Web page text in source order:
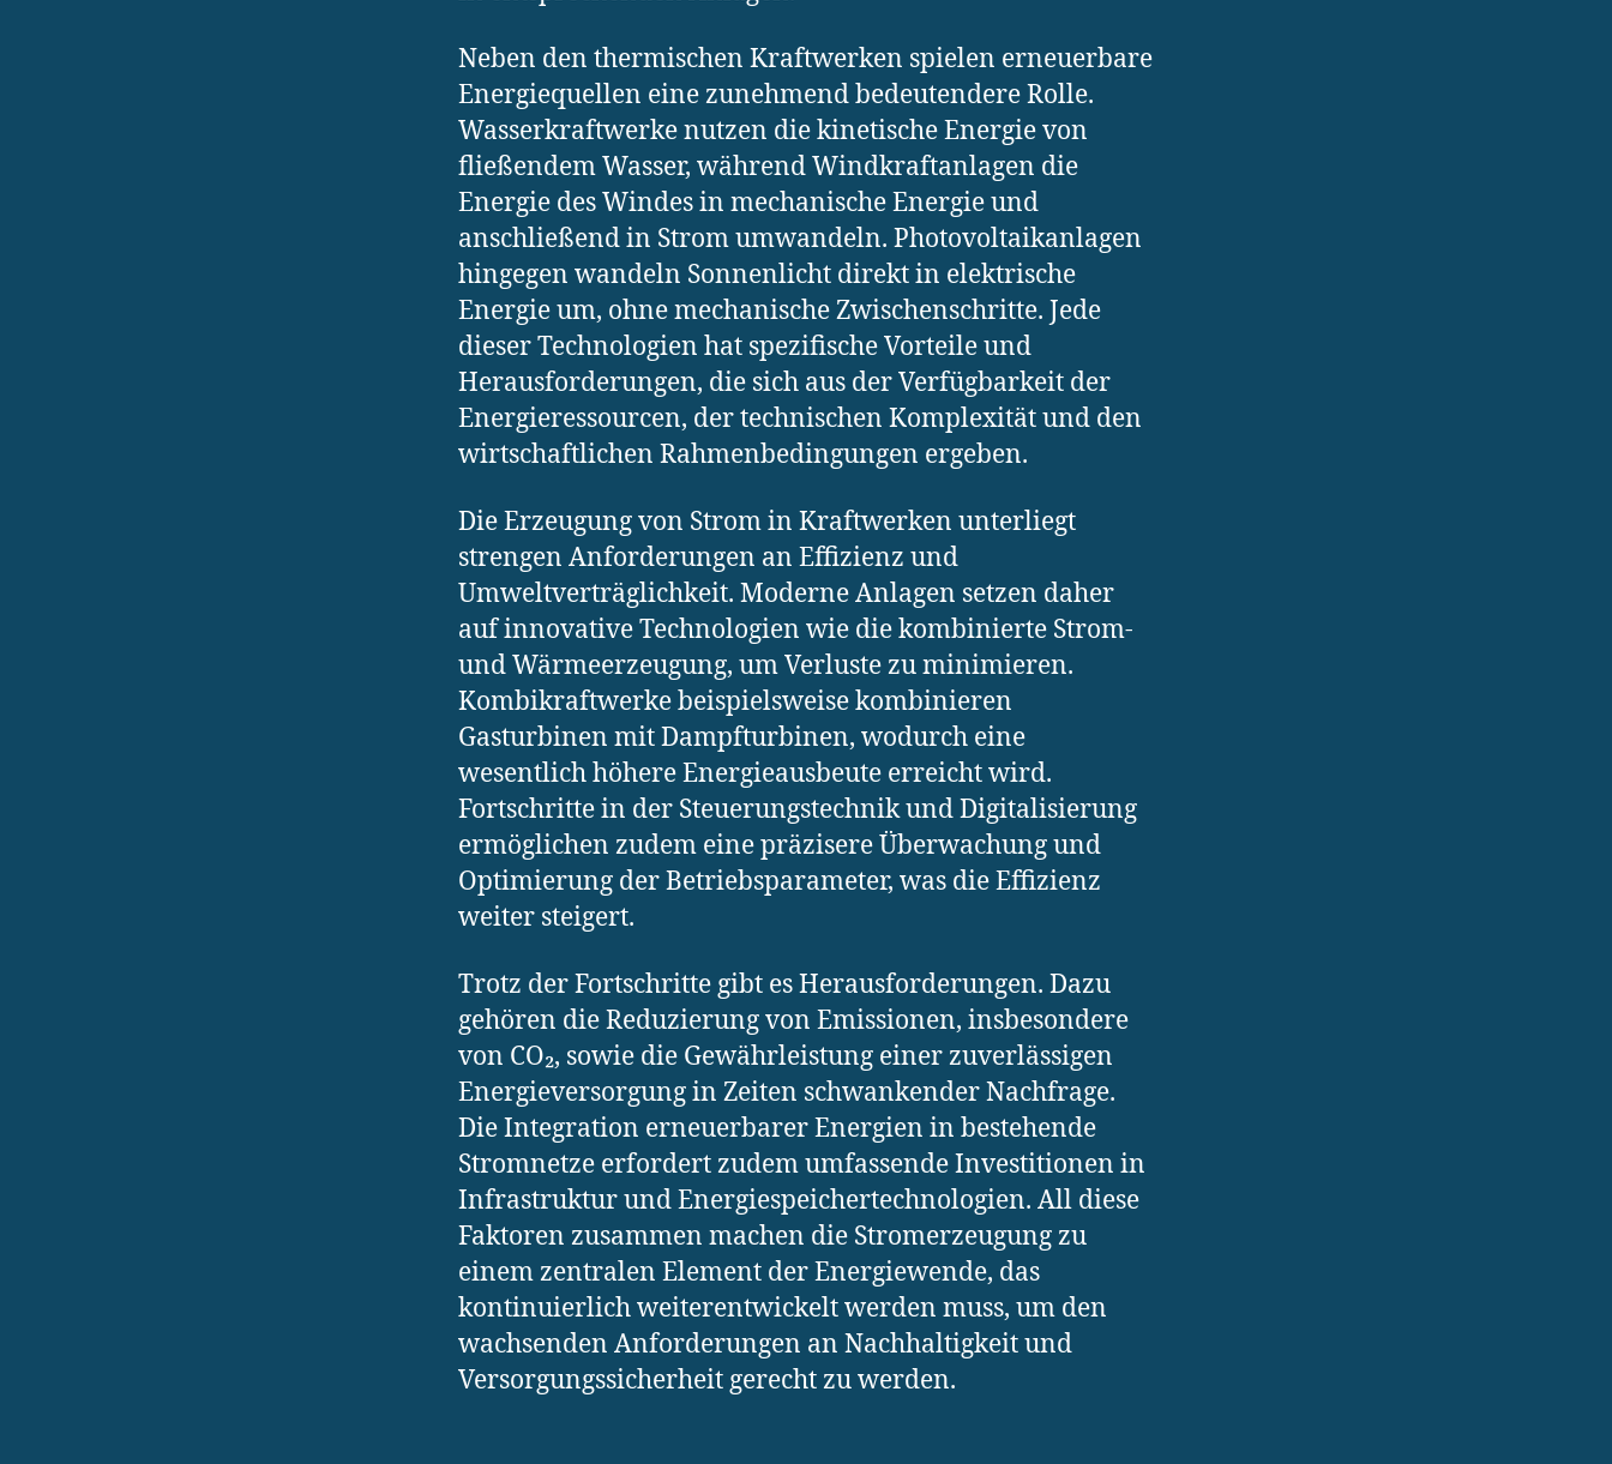
Neben den thermischen Kraftwerken spielen erneuerbare
Energiequellen eine zunehmend bedeutendere Rolle.
Wasserkraftwerke nutzen die kinetische Energie von
fließendem Wasser, während Windkraftanlagen die
Energie des Windes in mechanische Energie und
anschließend in Strom umwandeln. Photovoltaikanlagen
hingegen wandeln Sonnenlicht direkt in elektrische
Energie um, ohne mechanische Zwischenschritte. Jede
dieser Technologien hat spezifische Vorteile und
Herausforderungen, die sich aus der Verfügbarkeit der
Energieressourcen, der technischen Komplexität und den
wirtschaftlichen Rahmenbedingungen ergeben.
Die Erzeugung von Strom in Kraftwerken unterliegt
strengen Anforderungen an Effizienz und
Umweltverträglichkeit. Moderne Anlagen setzen daher
auf innovative Technologien wie die kombinierte Strom-
und Wärmeerzeugung, um Verluste zu minimieren.
Kombikraftwerke beispielsweise kombinieren
Gasturbinen mit Dampfturbinen, wodurch eine
wesentlich höhere Energieausbeute erreicht wird.
Fortschritte in der Steuerungstechnik und Digitalisierung
ermöglichen zudem eine präzisere Überwachung und
Optimierung der Betriebsparameter, was die Effizienz
weiter steigert.
Trotz der Fortschritte gibt es Herausforderungen. Dazu
gehören die Reduzierung von Emissionen, insbesondere
von CO₂, sowie die Gewährleistung einer zuverlässigen
Energieversorgung in Zeiten schwankender Nachfrage.
Die Integration erneuerbarer Energien in bestehende
Stromnetze erfordert zudem umfassende Investitionen in
Infrastruktur und Energiespeichertechnologien. All diese
Faktoren zusammen machen die Stromerzeugung zu
einem zentralen Element der Energiewende, das
kontinuierlich weiterentwickelt werden muss, um den
wachsenden Anforderungen an Nachhaltigkeit und
Versorgungssicherheit gerecht zu werden.